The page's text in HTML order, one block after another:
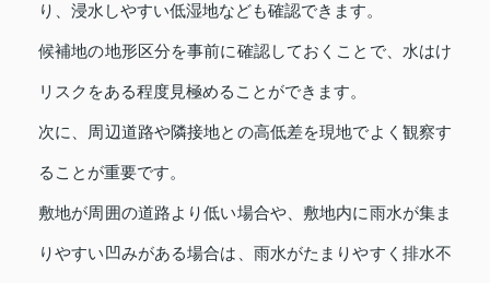
り、浸水しやすい低湿地なども確認できます。
候補地の地形区分を事前に確認しておくことで、水はけ
リスクをある程度見極めることができます。
次に、周辺道路や隣接地との高低差を現地でよく観察す
ることが重要です。
敷地が周囲の道路より低い場合や、敷地内に雨水が集ま
りやすい凹みがある場合は、雨水がたまりやすく排水不